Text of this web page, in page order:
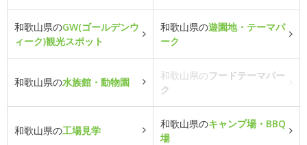
和歌山県のGW(ゴールデンウ
ィーク)観光スポット
和歌山県の遊園地・テーマパ
ーク
和歌山県の水族館・動物園
和歌山県のフードテーマパー
ク
和歌山県の工場見学
和歌山県のキャンプ場・BBQ
場